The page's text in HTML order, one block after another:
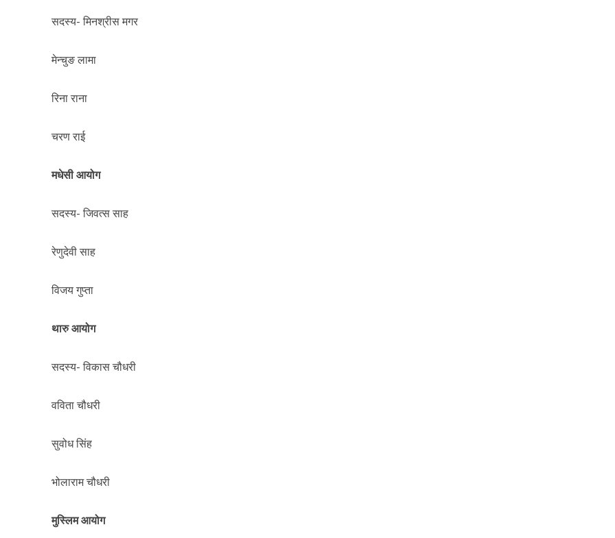
सदस्य- मिनश्रीस मगर
मेन्चुङ लामा
रिना राना
चरण राई
मधेसी आयोग
सदस्य- जिवत्स साह
रेणुदेवी साह
विजय गुप्ता
थारु आयोग
सदस्य- विकास चौधरी
वविता चौधरी
सुवोध सिंह
भोलाराम चौधरी
मुस्लिम आयोग